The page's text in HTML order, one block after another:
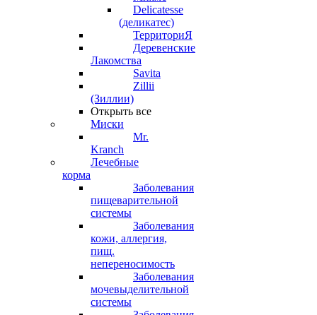
Delicatesse
(деликатес)
ТерриториЯ
Деревенские
Лакомства
Savita
Zillii
(Зиллии)
Открыть все
Миски
Mr.
Kranch
Лечебные
корма
Заболевания
пищеварительной
системы
Заболевания
кожи, аллергия,
пищ.
непереносимость
Заболевания
мочевыделительной
системы